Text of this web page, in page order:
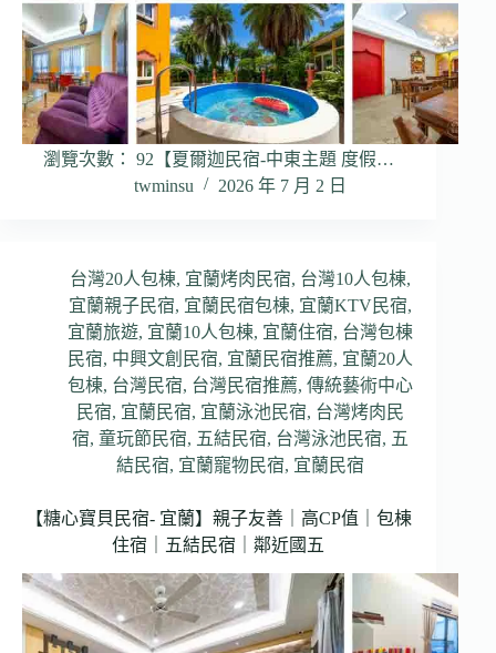
瀏覽次數： 92【夏爾迦民宿-中東主題 度假…
twminsu
2026 年 7 月 2 日
台灣20人包棟, 宜蘭烤肉民宿, 台灣10人包棟,
宜蘭親子民宿, 宜蘭民宿包棟, 宜蘭KTV民宿,
宜蘭旅遊, 宜蘭10人包棟, 宜蘭住宿, 台灣包棟
民宿, 中興文創民宿, 宜蘭民宿推薦, 宜蘭20人
包棟, 台灣民宿, 台灣民宿推薦,傳統藝術中心
民宿, 宜蘭民宿, 宜蘭泳池民宿, 台灣烤肉民
宿,童玩節民宿, 五結民宿, 台灣泳池民宿, 五
結民宿, 宜蘭寵物民宿, 宜蘭民宿
【糖心寶貝民宿- 宜蘭】親子友善｜高CP值｜包棟
住宿｜五結民宿｜鄰近國五